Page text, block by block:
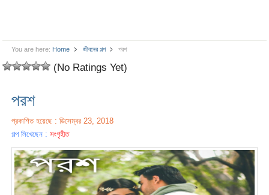
You are here: Home জীবনের গল্প পরশ
(No Ratings Yet)
পরশ
প্রকাশিত হয়েছে : ডিসেম্বর 23, 2018
গল্প লিখেছেন :সংগৃহীত